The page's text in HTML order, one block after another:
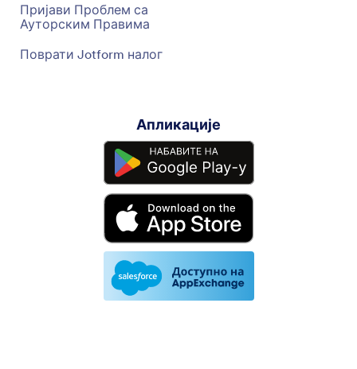
Пријави Проблем са
Ауторским Правима
Поврати Jotform налог
Апликације